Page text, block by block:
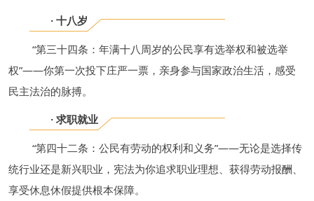
· 十八岁
“第三十四条：年满十八周岁的公民享有选举权和被选举
权”——你第一次投下庄严一票，亲身参与国家政治生活，感受
民主法治的脉搏。
· 求职就业
“第四十二条：公民有劳动的权利和义务”——无论是选择传
统行业还是新兴职业，宪法为你追求职业理想、获得劳动报酬、
享受休息休假提供根本保障。